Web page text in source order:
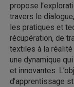
propose
travers le
les pratiques et
récupération, de
textiles à la
une dynamique
et innovantes.
d’apprentissage